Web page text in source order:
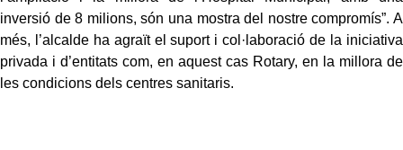
inversió de 8 milions, són una mostra del nostre compromís”. A
més, l’alcalde ha agraït el suport i col·laboració de la iniciativa
privada i d’entitats com, en aquest cas Rotary, en la millora de
les condicions dels centres sanitaris.